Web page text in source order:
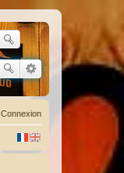
Connexion